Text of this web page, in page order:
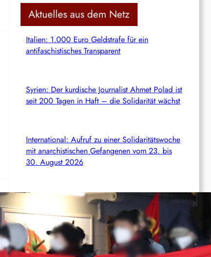
c
Aktuelles aus dem Netz
Italien: 1.000 Euro Geldstrafe für ein
antifaschistisches Transparent
Syrien: Der kurdische Journalist Ahmet Polad ist
seit 200 Tagen in Haft – die Solidarität wächst
International: Aufruf zu einer Solidaritätswoche
mit anarchistischen Gefangenen vom 23. bis
30. August 2026
Deutschland: Der Inlandsgeheimdienst ermittelt
gegen „Prosfygika“
Rote Post #96